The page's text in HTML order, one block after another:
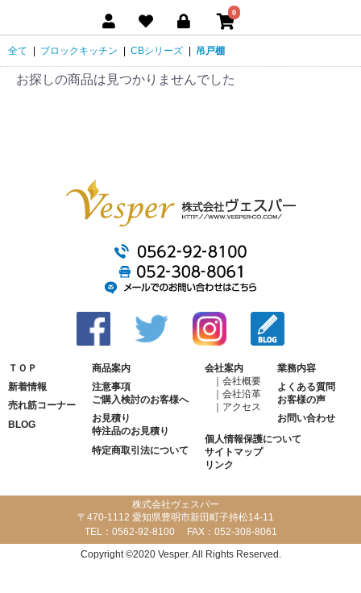
0
全て ブロックキッチン CBシリーズ 吊戸棚
お探しの商品は見つかりませんでした
ＴＯＰ
新着情報
売れ筋コーナー
BLOG
商品案内
注意事項
ご購入検討のお客様へ
お見積り
特注品のお見積り
特定商取引法について
会社案内
会社概要
会社沿革
アクセス
業務内容
よくある質問
お客様の声
お問い合わせ
個人情報保護について
サイトマップ
リンク
株式会社ヴェスパー
〒470-1112 愛知県豊明市新田町子持松14-11
TEL： 0562-92-8100 FAX： 052-308-8061
Copyright ©2020 Vesper. All Rights Reserved.